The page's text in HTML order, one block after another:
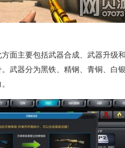
面主要包括武器合成、武器升级
武器分为黑铁、精钢、青铜、白